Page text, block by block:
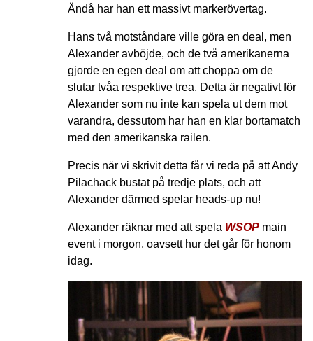
Ändå har han ett massivt markerövertag.
Hans två motståndare ville göra en deal, men
Alexander avböjde, och de två amerikanerna
gjorde en egen deal om att choppa om de
slutar tvåa respektive trea. Detta är negativt för
Alexander som nu inte kan spela ut dem mot
varandra, dessutom har han en klar bortamatch
med den amerikanska railen.
Precis när vi skrivit detta får vi reda på att Andy
Pilachack bustat på tredje plats, och att
Alexander därmed spelar heads-up nu!
Alexander räknar med att spela WSOPmain
event i morgon, oavsett hur det går för honom
idag.